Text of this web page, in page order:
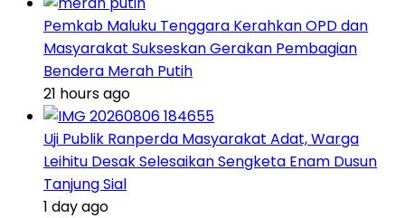
Pemkab Maluku Tenggara Kerahkan OPD dan
Masyarakat Sukseskan Gerakan Pembagian
Bendera Merah Putih
21 hours ago
Uji Publik Ranperda Masyarakat Adat, Warga
Leihitu Desak Selesaikan Sengketa Enam Dusun
Tanjung Sial
1 day ago